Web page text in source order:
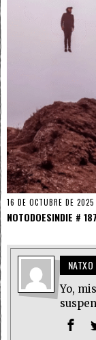
16 DE OCTUBRE DE 2025
NOTODOESINDIE #
Yo,